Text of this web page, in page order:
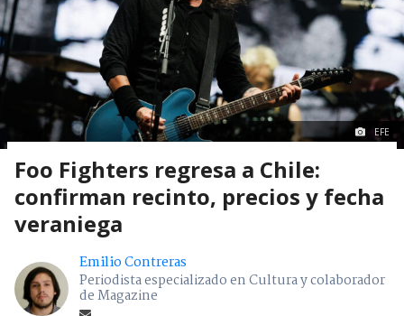
EFE
Foo Fighters regresa a Chile:
confirman recinto, precios y fecha
veraniega
Emilio Contreras
Periodista especializado en Cultura y colaborador
de Magazine